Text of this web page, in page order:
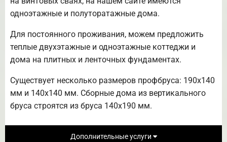
одноэтажные и полуторатажные дома.
Для постоянного проживания, можем предложить
теплые двухэтажные и одноэтажные коттеджи и
дома на плитных и ленточных фундаментах.
Существует несколько размеров профбруса: 190х140
мм и 140х140 мм. Сборные дома из вертикального
бруса строятся из бруса 140х190 мм.
Дополнительные услуги